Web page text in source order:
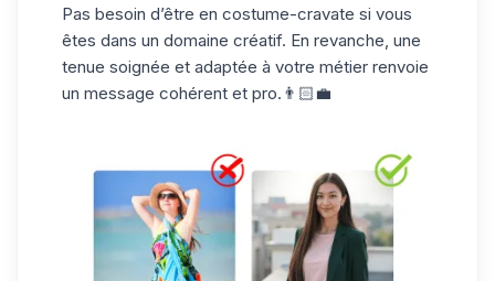
Pas besoin d’être en costume-cravate si vous
êtes dans un domaine créatif. En revanche, une
tenue soignée et adaptée à votre métier renvoie
un message cohérent et pro.👨🏻‍💼